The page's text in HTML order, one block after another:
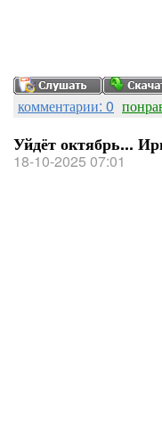
комментарии: 0
Уйдёт октябрь...
18-10-2025 07:01